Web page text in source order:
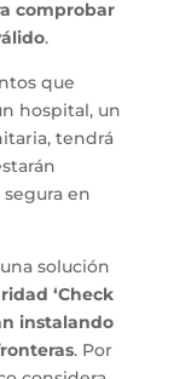
comprobar
.
que
hospital, un
tendrá
en
solución
‘Check
instalando
. Por